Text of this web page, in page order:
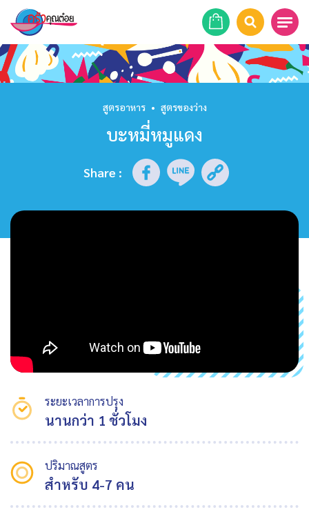
หน้าแรก
รายการย้อนหลัง
สูตรอาหาร • สูตรของว่าง
บะหมี่หมูแดง
Share :
ระยะเวลาการปรุง
นานกว่า 1 ชั่วโมง
ปริมาณสูตร
สำหรับ 4-7 คน